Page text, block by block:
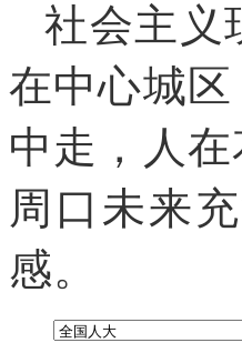
社会主义
在中心城区
中走 ，
人
周口未来
感。